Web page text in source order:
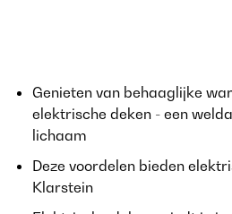
Genieten van behaaglijke
elektrische deken - een
lichaam
Deze voordelen bieden
Klarstein